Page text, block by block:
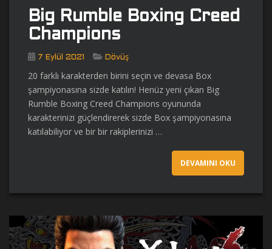
Big Rumble Boxing Creed
Champions
7 Eylül 2021 Dövüş
20 farklı karakterden birini seçin ve devasa Box
şampiyonasına sizde katılın! Henüz yeni çıkan Big
Rumble Boxing Creed Champions oyununda
karakterinizi güçlendirerek sizde Box şampiyonasına
katılabiliyor ve bir bir rakiplerinizi …
DEVAMINI OKU